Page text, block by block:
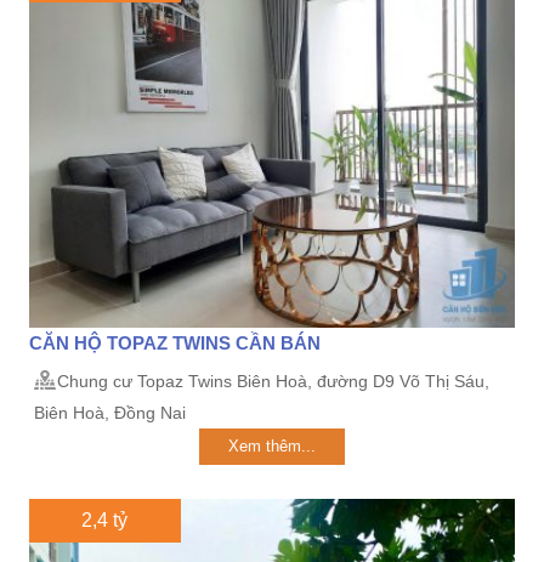
CĂN HỘ TOPAZ TWINS CẦN BÁN
Chung cư Topaz Twins Biên Hoà, đường D9 Võ Thị Sáu,
Biên Hoà, Đồng Nai
Xem thêm...
2,4 tỷ